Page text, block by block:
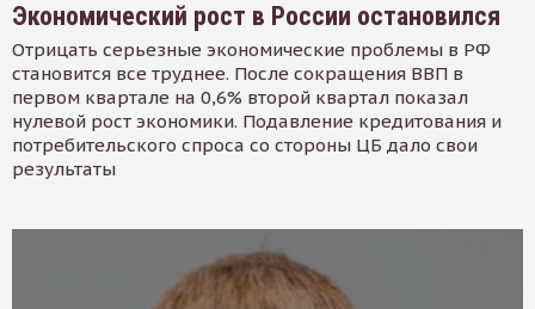
Экономический рост в России остановился
Отрицать серьезные экономические проблемы в РФ
становится все труднее. После сокращения ВВП в
первом квартале на 0,6% второй квартал показал
нулевой рост экономики. Подавление кредитования и
потребительского спроса со стороны ЦБ дало свои
результаты